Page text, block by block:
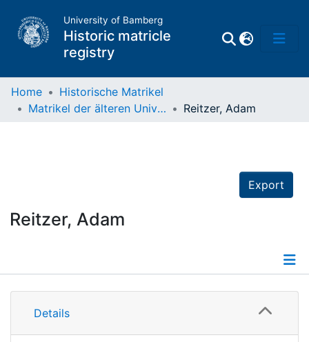
University of Bamberg
Historic matricle
registry
Home
Historische Matrikel
Matrikel der älteren Universität
Reitzer, Adam
Export
Reitzer, Adam
Details
Details